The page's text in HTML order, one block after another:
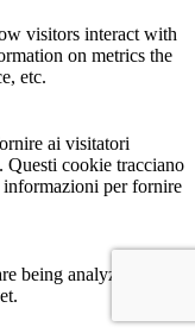
visitors interact with
on metrics the
etc.
ai visitatori
Questi cookie tracciano
per fornire
being analyzed and